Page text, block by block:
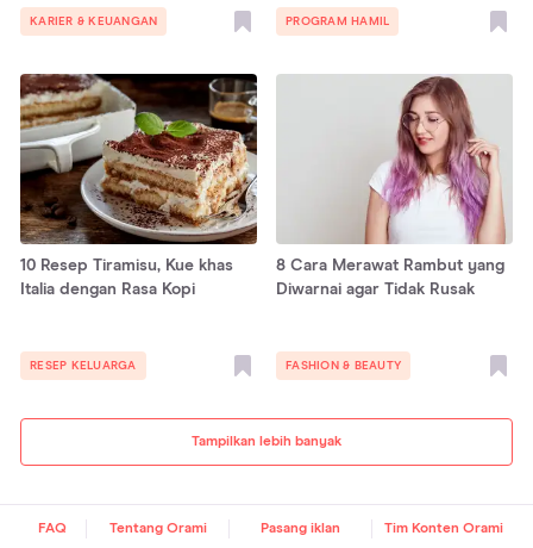
Tampilkan lebih banyak
KARIER & KEUANGAN PROGRAM HAMIL
10 Resep Tiramisu, Kue khas
Italia dengan Rasa Kopi
RESEP KELUARGA
8 Cara Merawat Rambut yang
Diwarnai agar Tidak Rusak
FASHION & BEAUTY
FAQ Tentang Orami Pasang iklan Tim Konten Orami